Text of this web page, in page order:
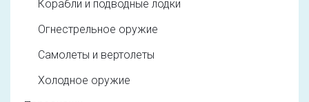
Корабли и подводные лодки
Огнестрельное оружие
Самолеты и вертолеты
Холодное оружие